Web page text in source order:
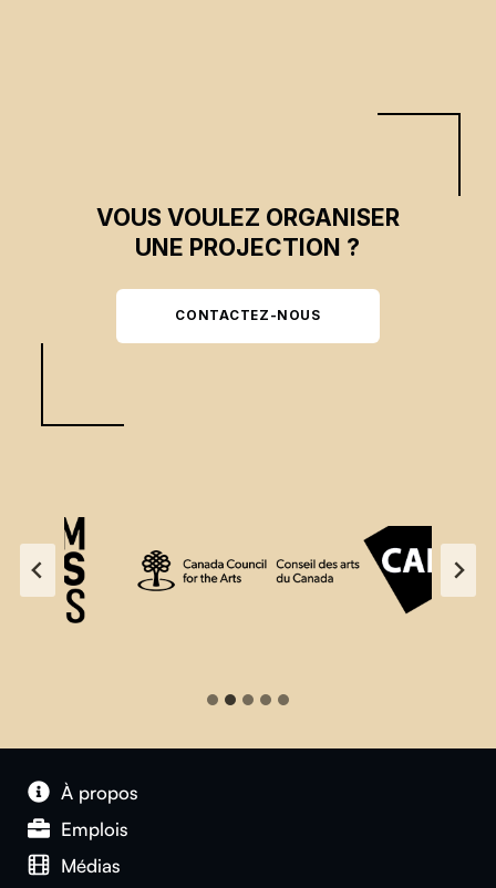
VOUS VOULEZ ORGANISER
UNE PROJECTION ?
CONTACTEZ-NOUS
À propos
Emplois
Médias